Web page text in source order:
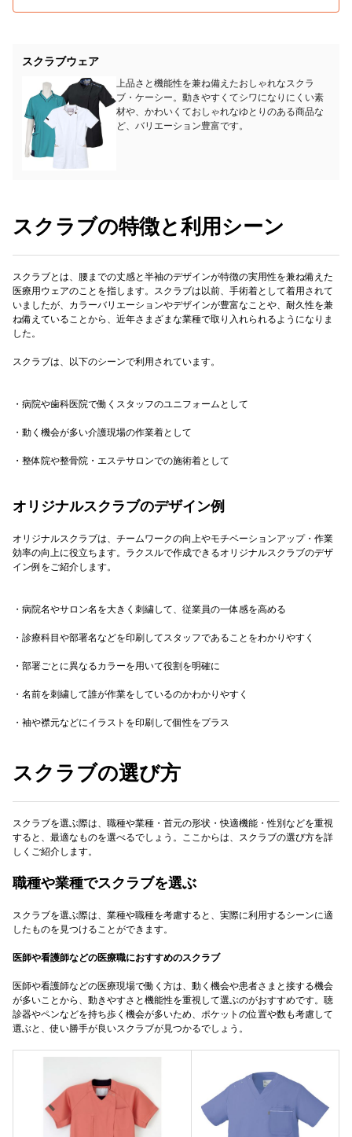
スクラブウェア
上品さと機能性を兼ね備えたおしゃれなスクラ
ブ・ケーシー。動きやすくてシワになりにくい素
材や、かわいくておしゃれなゆとりのある商品な
ど、バリエーション豊富です。
スクラブの特徴と利用シーン
スクラブとは、腰までの丈感と半袖のデザインが特徴の実用性を兼ね備えた
医療用ウェアのことを指します。スクラブは以前、手術着として着用されて
いましたが、カラーバリエーションやデザインが豊富なことや、耐久性を兼
ね備えていることから、近年さまざまな業種で取り入れられるようになりま
した。
スクラブは、以下のシーンで利用されています。
・病院や歯科医院で働くスタッフのユニフォームとして
・動く機会が多い介護現場の作業着として
・整体院や整骨院・エステサロンでの施術着として
オリジナルスクラブのデザイン例
オリジナルスクラブは、チームワークの向上やモチベーションアップ・作業
効率の向上に役立ちます。ラクスルで作成できるオリジナルスクラブのデザ
イン例をご紹介します。
・病院名やサロン名を大きく刺繍して、従業員の一体感を高める
・診療科目や部署名などを印刷してスタッフであることをわかりやすく
・部署ごとに異なるカラーを用いて役割を明確に
・名前を刺繍して誰が作業をしているのかわかりやすく
・袖や襟元などにイラストを印刷して個性をプラス
スクラブの選び方
スクラブを選ぶ際は、職種や業種・首元の形状・快適機能・性別などを重視
すると、最適なものを選べるでしょう。ここからは、スクラブの選び方を詳
しくご紹介します。
職種や業種でスクラブを選ぶ
スクラブを選ぶ際は、業種や職種を考慮すると、実際に利用するシーンに適
したものを見つけることができます。
医師や看護師などの医療職におすすめのスクラブ
医師や看護師などの医療現場で働く方は、動く機会や患者さまと接する機会
が多いことから、動きやすさと機能性を重視して選ぶのがおすすめです。聴
診器やペンなどを持ち歩く機会が多いため、ポケットの位置や数も考慮して
選ぶと、使い勝手が良いスクラブが見つかるでしょう。